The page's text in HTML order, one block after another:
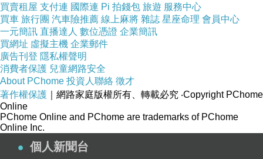
中心統計，國文科考試人數全部含海外考場共12
萬7137人，有1623人缺考，缺考率1.26％，比
去年少；而整體試場情況大致穩定。但大考中心
處長黃璀娟表示，在北區有1名女性考生在考試
前突然鼻血不止，送到考場醫務室仍無法處理，
只好由家長陪同送醫，結果延遲，經通報後最後
通融，讓該名考生治療完成後，前往試務辦公室
應試，但考試時間沒有延長，至於後續成績採
計，會提報考試委員會討論。
買賣租屋 支付連 國際連 Pi 拍錢包 旅遊 服務中心
買車 旅行團 汽車險推薦 線上麻將 雜誌 星座命理 會員中心
一元簡訊 直播達人 數位憑證 企業簡訊
買網址 虛擬主機 企業郵件
廣告刊登 隱私權聲明
消費者保護 兒童網路安全
About PChome 投資人聯絡 徵才
著作權保護 ｜網路家庭版權所有、轉載必究 ‧Copyright PChome
Online
PChome Online and PChome are trademarks of PChome
Online Inc.
個人新聞台